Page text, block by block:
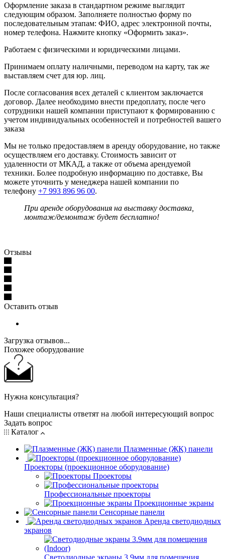
Оформление заказа в стандартном режиме выглядит
следующим образом. Заполняете полностью форму по
последовательным этапам: ФИО, адрес электронной почты,
номер телефона. Нажмите кнопку «Оформить заказ».
Работаем с физическими и юридическими лицами.
Принимаем оплату наличными, переводом на карту, так же
выставляем счет для юр. лиц.
После согласования всех деталей с клиентом заключается
договор. Далее необходимо внести предоплату, после чего
сотрудники нашей компании приступают к формированию с
учетом индивидуальных особенностей и потребностей вашего
заказа
Мы не только предоставляем в аренду оборудование, но также
осуществляем его доставку. Стоимость зависит от
удаленности от МКАД, а также от объема арендуемой
техники. Более подробную информацию по доставке, Вы
можете уточнить у менеджера нашей компании по
телефону +7 993 896 96 00.
При аренде оборудования на выставку доставка,
монтаж/демонтаж будет бесплатно!
Отзывы
Оставить отзыв
Загрузка отзывов...
Похожее оборудование
Нужна консультация?
Наши специалисты ответят на любой интересующий вопрос
Задать вопрос
Каталог
Плазменные (ЖК) панели
Проекторы (проекционное оборудование)
Проекторы
Профессиональные проекторы
Проекционные экраны
Сенсорные панели
Аренда светодиодных
экранов
Светодиодные экраны 3.9мм для помещения